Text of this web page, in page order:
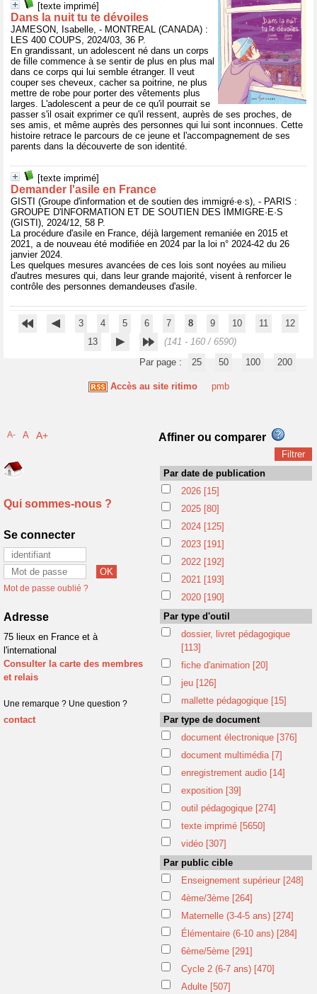
[texte imprimé]
Dans la nuit tu te dévoiles
JAMESON, Isabelle, - MONTREAL (CANADA) :
LES 400 COUPS, 2024/03, 36 P.
En grandissant, un adolescent né dans un corps
de fille commence à se sentir de plus en plus mal
dans ce corps qui lui semble étranger. Il veut
couper ses cheveux, cacher sa poitrine, ne plus
mettre de robe pour porter des vêtements plus
larges. L'adolescent a peur de ce qu'il pourrait se
passer s'il osait exprimer ce qu'il ressent, auprès de ses proches, de
ses amis, et même auprès des personnes qui lui sont inconnues. Cette
histoire retrace le parcours de ce jeune et l'accompagnement de ses
parents dans la découverte de son identité.
[texte imprimé]
Demander l'asile en France
GISTI (Groupe d'information et de soutien des immigré·e·s), - PARIS :
GROUPE D'INFORMATION ET DE SOUTIEN DES IMMIGRE·E·S
(GISTI), 2024/12, 58 P.
La procédure d'asile en France, déjà largement remaniée en 2015 et
2021, a de nouveau été modifiée en 2024 par la loi n° 2024-42 du 26
janvier 2024.
Les quelques mesures avancées de ces lois sont noyées au milieu
d'autres mesures qui, dans leur grande majorité, visent à renforcer le
contrôle des personnes demandeuses d'asile.
3 4 5 6 7 8 9 10 11
12
13
(141 - 160 / 6590)
Par page :
25 50 100 200
Accès au site ritimo pmb
A- A A+
Qui sommes-nous ?
Se connecter
Mot de passe oublié ?
Adresse
75 lieux en France et à
l'international
Consulter la carte des membres
et relais
Une remarque ? Une question ?
contact
Affiner ou comparer
Par date de publication
2026 [15]
2025 [80]
2024 [125]
2023 [191]
2022 [192]
2021 [193]
2020 [190]
Par type d'outil
dossier, livret pédagogique
[113]
fiche d'animation [20]
jeu [126]
mallette pédagogique [15]
Par type de document
document électronique [376]
document multimédia [7]
enregistrement audio [14]
exposition [39]
outil pédagogique [274]
texte imprimé [5650]
vidéo [307]
Par public cible
Enseignement supérieur [248]
4ème/3ème [264]
Maternelle (3-4-5 ans) [274]
Élémentaire (6-10 ans) [284]
6ème/5ème [291]
Cycle 2 (6-7 ans) [470]
Adulte [507]